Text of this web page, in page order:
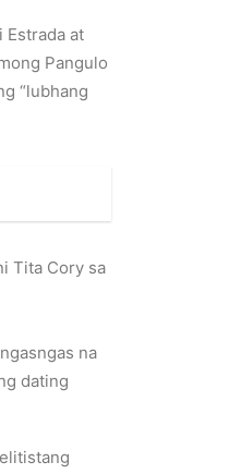
Estrada at
Pangulo
“lubhang
Tita Cory sa
na
dating